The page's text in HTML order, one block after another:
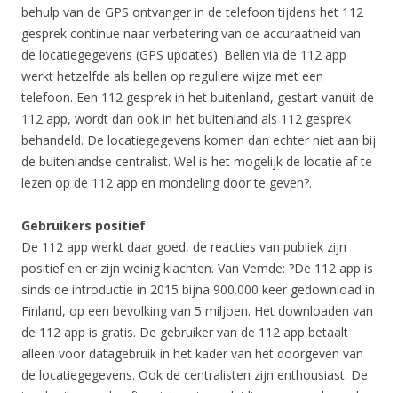
behulp van de GPS ontvanger in de telefoon tijdens het 112
gesprek continue naar verbetering van de accuraatheid van
de locatiegegevens (GPS updates). Bellen via de 112 app
werkt hetzelfde als bellen op reguliere wijze met een
telefoon. Een 112 gesprek in het buitenland, gestart vanuit de
112 app, wordt dan ook in het buitenland als 112 gesprek
behandeld. De locatiegegevens komen dan echter niet aan bij
de buitenlandse centralist. Wel is het mogelijk de locatie af te
lezen op de 112 app en mondeling door te geven?.
Gebruikers positief
De 112 app werkt daar goed, de reacties van publiek zijn
positief en er zijn weinig klachten. Van Vemde: ?De 112 app is
sinds de introductie in 2015 bijna 900.000 keer gedownload in
Finland, op een bevolking van 5 miljoen. Het downloaden van
de 112 app is gratis. De gebruiker van de 112 app betaalt
alleen voor datagebruik in het kader van het doorgeven van
de locatiegegevens. Ook de centralisten zijn enthousiast. De